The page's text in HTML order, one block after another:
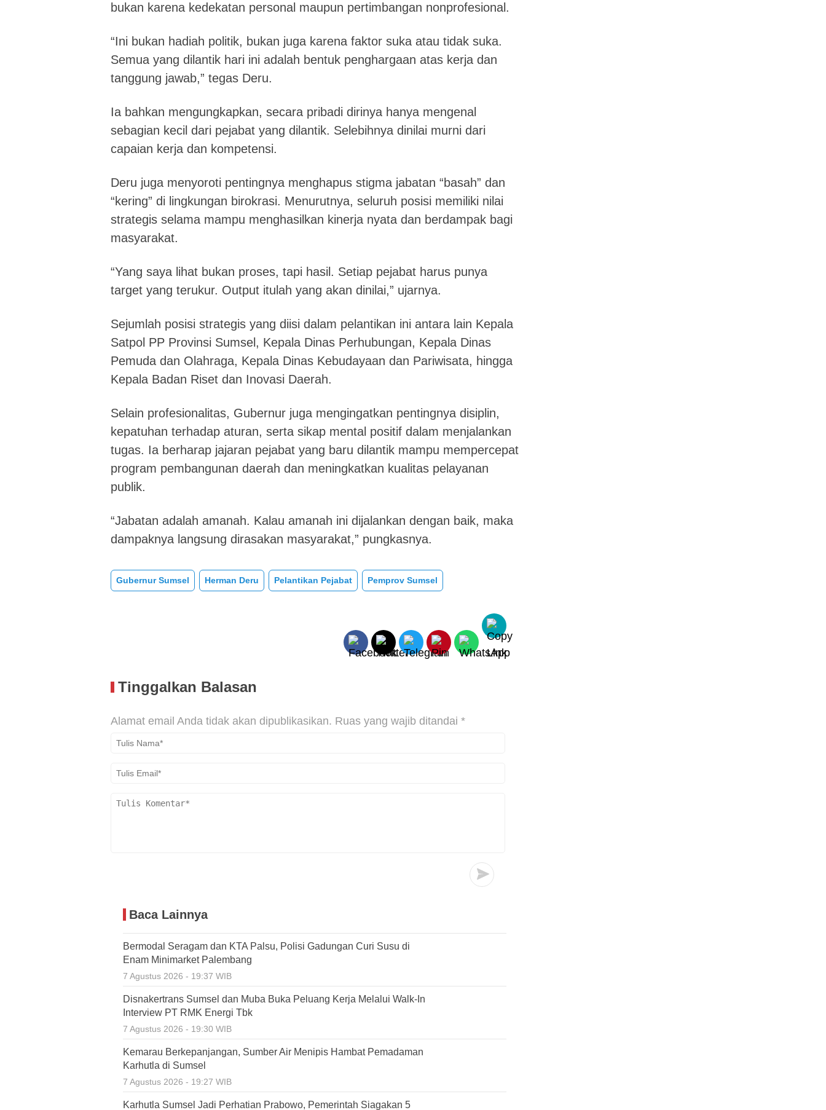
bukan karena kedekatan personal maupun pertimbangan nonprofesional.
“Ini bukan hadiah politik, bukan juga karena faktor suka atau tidak suka.
Semua yang dilantik hari ini adalah bentuk penghargaan atas kerja dan
tanggung jawab,” tegas Deru.
Ia bahkan mengungkapkan, secara pribadi dirinya hanya mengenal
sebagian kecil dari pejabat yang dilantik. Selebihnya dinilai murni dari
capaian kerja dan kompetensi.
Deru juga menyoroti pentingnya menghapus stigma jabatan “basah” dan
“kering” di lingkungan birokrasi. Menurutnya, seluruh posisi memiliki nilai
strategis selama mampu menghasilkan kinerja nyata dan berdampak bagi
masyarakat.
“Yang saya lihat bukan proses, tapi hasil. Setiap pejabat harus punya
target yang terukur. Output itulah yang akan dinilai,” ujarnya.
Sejumlah posisi strategis yang diisi dalam pelantikan ini antara lain Kepala
Satpol PP Provinsi Sumsel, Kepala Dinas Perhubungan, Kepala Dinas
Pemuda dan Olahraga, Kepala Dinas Kebudayaan dan Pariwisata, hingga
Kepala Badan Riset dan Inovasi Daerah.
Selain profesionalitas, Gubernur juga mengingatkan pentingnya disiplin,
kepatuhan terhadap aturan, serta sikap mental positif dalam menjalankan
tugas. Ia berharap jajaran pejabat yang baru dilantik mampu mempercepat
program pembangunan daerah dan meningkatkan kualitas pelayanan
publik.
“Jabatan adalah amanah. Kalau amanah ini dijalankan dengan baik, maka
dampaknya langsung dirasakan masyarakat,” pungkasnya.
Gubernur Sumsel Herman Deru Pelantikan Pejabat Pemprov Sumsel
Tinggalkan Balasan
Alamat email Anda tidak akan dipublikasikan. Ruas yang wajib ditandai *
Baca Lainnya
Bermodal Seragam dan KTA Palsu, Polisi Gadungan Curi Susu di
Enam Minimarket Palembang
7 Agustus 2026 - 19:37 WIB
Disnakertrans Sumsel dan Muba Buka Peluang Kerja Melalui Walk-In
Interview PT RMK Energi Tbk
7 Agustus 2026 - 19:30 WIB
Kemarau Berkepanjangan, Sumber Air Menipis Hambat Pemadaman
Karhutla di Sumsel
7 Agustus 2026 - 19:27 WIB
Karhutla Sumsel Jadi Perhatian Prabowo, Pemerintah Siagakan 5